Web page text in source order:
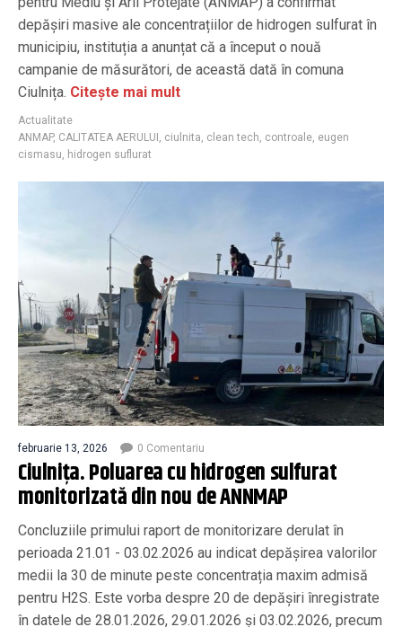
depășiri masive ale concentrațiilor de hidrogen sulfurat în
municipiu, instituția a anunțat că a început o nouă
campanie de măsurători, de această dată în comuna
Ciulnița. Citește mai mult
Actualitate
ANMAP, CALITATEA AERULUI , ciulnita, clean tech, controale, eugen
cismasu, hidrogen suflurat
februarie 13, 2026 0 Comentariu
Ciulnița. Poluarea cu hidrogen sulfurat
monitorizată din nou de ANNMAP
Concluziile primului raport de monitorizare derulat în
perioada 21.01 - 03.02.2026 au indicat depășirea valorilor
medii la 30 de minute peste concentrația maxim admisă
pentru H2S. Este vorba despre 20 de depășiri înregistrate
în datele de 28.01.2026, 29.01.2026 și 03.02.2026, precum